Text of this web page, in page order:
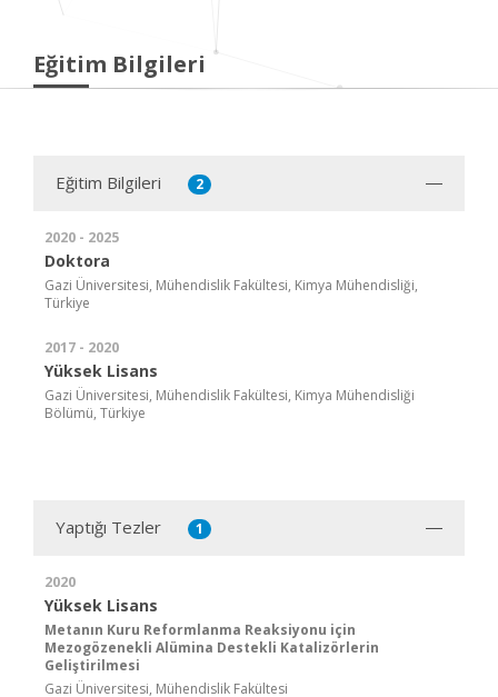
Eğitim Bilgileri
Eğitim Bilgileri 2
2020 - 2025
Doktora
Gazi Üniversitesi, Mühendislik Fakültesi, Kimya Mühendisliği,
Türkiye
2017 - 2020
Yüksek Lisans
Gazi Üniversitesi, Mühendislik Fakültesi, Kimya Mühendisliği
Bölümü, Türkiye
Yaptığı Tezler 1
2020
Yüksek Lisans
Metanın Kuru Reformlanma Reaksiyonu için
Mezogözenekli Alümina Destekli Katalizörlerin
Geliştirilmesi
Gazi Üniversitesi, Mühendislik Fakültesi